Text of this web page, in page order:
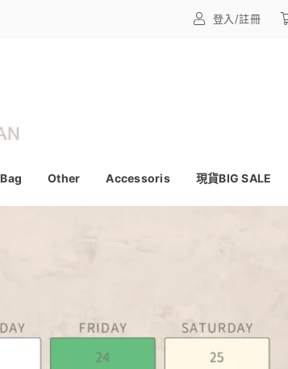
登入/註冊
Bag Other Accessoris 現貨BIG SALE